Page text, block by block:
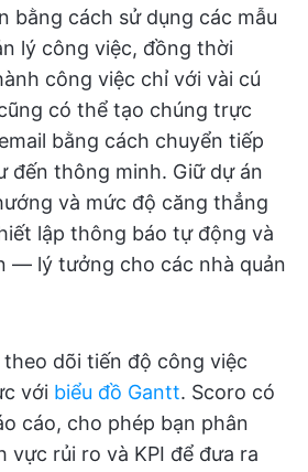
bằng cách sử dụng các mẫu
lý công việc, đồng thời
công việc chỉ với vài cú
có thể tạo chúng trực
bằng cách chuyển tiếp
đến thông minh. Giữ dự án
và mức độ căng thẳng
lập thông báo tự động và
— lý tưởng cho các nhà quản
dõi tiến độ công việc
với biểu đồ Gantt. Scoro có
cáo, cho phép bạn phân
rủi ro và KPI để đưa ra